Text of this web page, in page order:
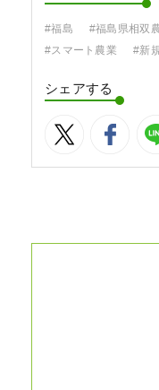
#福島 #福島県相双
#スマート農業
#新
シェアする